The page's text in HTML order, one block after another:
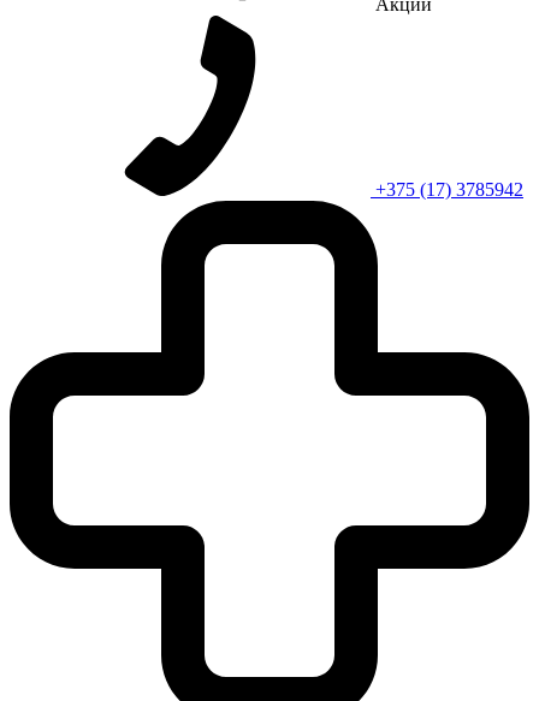
+375 (17) 3785942